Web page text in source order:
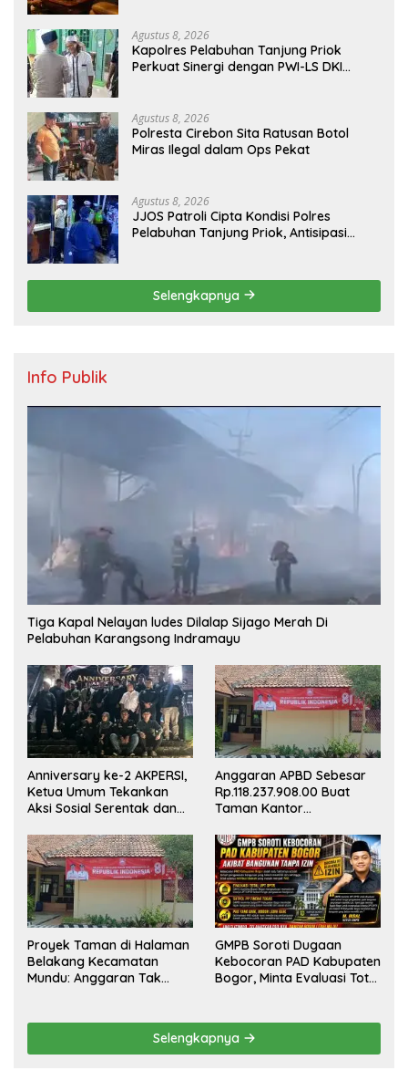
Agustus 8, 2026
Kapolres Pelabuhan Tanjung Priok
Perkuat Sinergi dengan PWI-LS DKI
Agustus 8, 2026
Polresta Cirebon Sita Ratusan Botol
Miras Ilegal dalam Ops Pekat
Agustus 8, 2026
JJOS Patroli Cipta Kondisi Polres
Pelabuhan Tanjung Priok, Antisipasi
Selengkapnya
Info Publik
Tiga Kapal Nelayan ludes Dilalap Sijago Merah Di
Pelabuhan Karangsong Indramayu
Anniversary ke-2 AKPERSI,
Ketua Umum Tekankan
Aksi Sosial Serentak dan
Konstituen ke Dewan Pers
Anggaran APBD Sebesar
Rp.118.237.908.00 Buat
Taman Kantor
Masuk Akal, Harus
Dipertanggungjawabkan
Secara Terbuka!
Proyek Taman di Halaman
Belakang Kecamatan
Mundu: Anggaran Tak
GMPB Soroti Dugaan
Kebocoran PAD Kabupaten
Bogor, Minta Evaluasi Total
Selengkapnya